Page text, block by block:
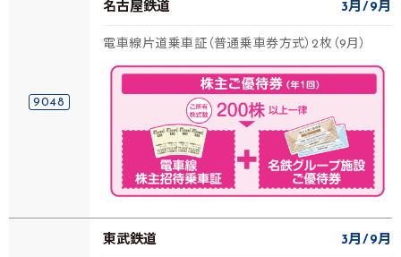
9048
名古屋鉄道 3月 9月
電車線片道乗車証（普通乗車券方式）2枚（9月）
東武鉄道 3月 9月